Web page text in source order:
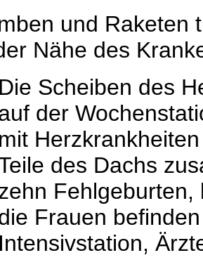
und Raketen
Nähe des
Die Scheiben des
der
mit
des Dachs
Frauen
Intensivstation,